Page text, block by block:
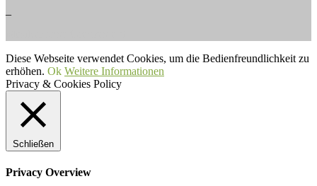
Diese Webseite verwendet Cookies, um die Bedienfreundlichkeit zu
erhöhen. Ok Weitere Informationen
Privacy & Cookies Policy
Schließen
Privacy Overview